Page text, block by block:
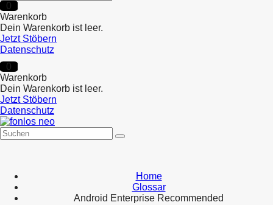
0
Warenkorb
Dein Warenkorb ist leer.
Jetzt Stöbern
Datenschutz
0
Warenkorb
Dein Warenkorb ist leer.
Jetzt Stöbern
Datenschutz
Home
Glossar
Android Enterprise Recommended